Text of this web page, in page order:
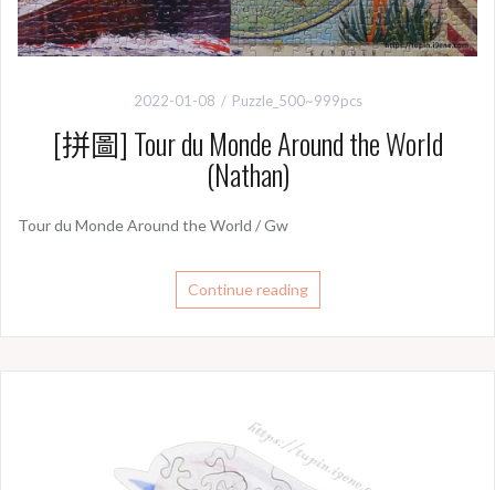
2022-01-08 Puzzle_500~999pcs
[拼圖] Tour du Monde Around the World
(Nathan)
Tour du Monde Around the World / Gw
Continue reading